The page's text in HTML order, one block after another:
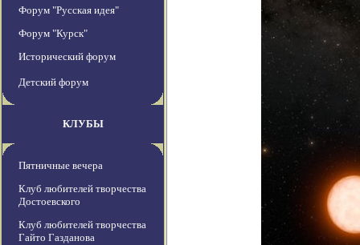
Форум "Русская идея"
Форум "Курск"
Исторический форум
Детский форум
КЛУБЫ
Пятничные вечера
Клуб любителей творчества
Достоевского
Клуб любителей творчества
Гайто Газданова